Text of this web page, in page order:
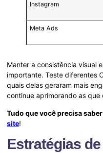
Instagram
Meta Ads
Manter a consistência visual
importante. Teste diferentes
quais delas geraram mais
continue aprimorando as que
Tudo que você precisa
site!
Estratégias